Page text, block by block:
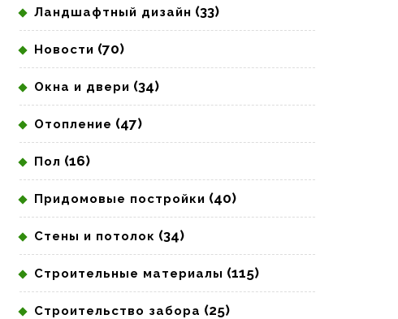
Ландшафтный дизайн (33)
Новости (70)
Окна и двери (34)
Отопление (47)
Пол (16)
Придомовые постройки (40)
Стены и потолок (34)
Строительные материалы (115)
Строительство забора (25)